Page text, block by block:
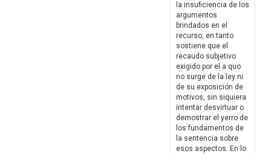
la insuficiencia de los
argumentos
brindados en el
recurso, en tanto
sostiene que el
recaudo subjetivo
exigido por el a quo
no surge de la ley ni
de su exposición de
motivos, sin siquiera
intentar desvirtuar o
demostrar el yerro de
los fundamentos de
la sentencia sobre
esos aspectos. En lo